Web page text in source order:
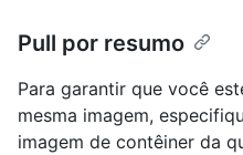
Pull por resumo
Para garantir que você
mesma imagem,
imagem de contêiner da